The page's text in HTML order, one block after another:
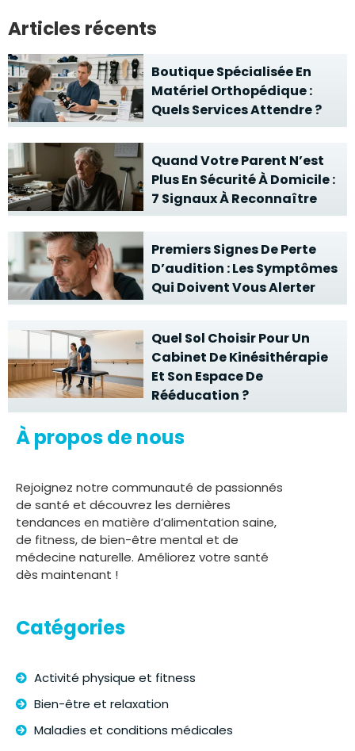
Articles récents
Boutique Spécialisée En
Matériel Orthopédique :
Quels Services Attendre ?
Quand Votre Parent N’est
Plus En Sécurité À Domicile :
7 Signaux À Reconnaître
Premiers Signes De Perte
D’audition : Les Symptômes
Qui Doivent Vous Alerter
Quel Sol Choisir Pour Un
Cabinet De Kinésithérapie
Et Son Espace De
Rééducation ?
À propos de nous
Rejoignez notre communauté de passionnés
de santé et découvrez les dernières
tendances en matière d’alimentation saine,
de fitness, de bien-être mental et de
médecine naturelle. Améliorez votre santé
dès maintenant !
Catégories
Activité physique et fitness
Bien-être et relaxation
Maladies et conditions médicales